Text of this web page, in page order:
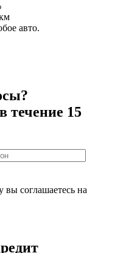
авто.
15
вы соглашаетесь на